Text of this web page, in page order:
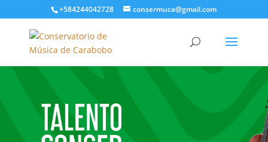
+584244042728 consermuca@gmail.com